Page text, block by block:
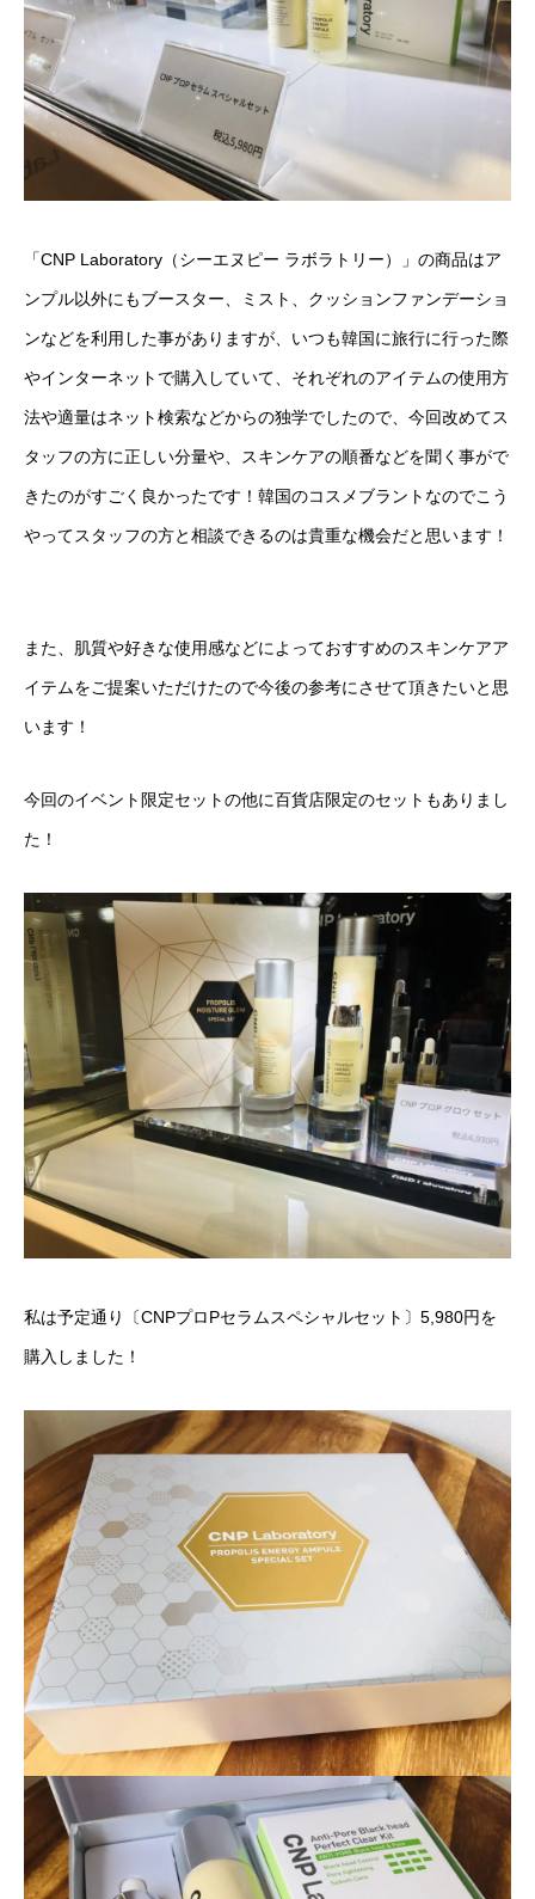
「CNP Laboratory（シーエヌピー ラボラトリー）」の商品はア
ンプル以外にもブースター、ミスト、クッションファンデーショ
ンなどを利用した事がありますが、いつも韓国に旅行に行った際
やインターネットで購入していて、それぞれのアイテムの使用方
法や適量はネット検索などからの独学でしたので、今回改めてス
タッフの方に正しい分量や、スキンケアの順番などを聞く事がで
きたのがすごく良かったです！韓国のコスメブラントなのでこう
やってスタッフの方と相談できるのは貴重な機会だと思います！
また、肌質や好きな使用感などによっておすすめのスキンケアア
イテムをご提案いただけたので今後の参考にさせて頂きたいと思
います！
今回のイベント限定セットの他に百貨店限定のセットもありまし
た！
私は予定通り〔CNPプロPセラムスペシャルセット〕5,980円を
購入しました！